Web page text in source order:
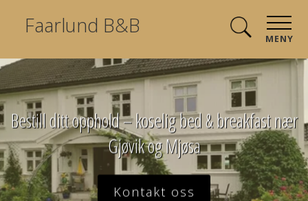
Faarlund B&B
MENY
Bestill ditt opphold – koselig bed & breakfast nær
Gjøvik og Mjøsa
Kontakt oss